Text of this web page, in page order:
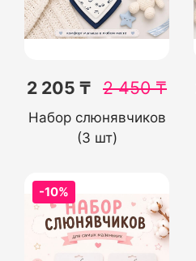
2 205 ₸ 2 450₸
Набор слюнявчиков
(3 шт)
-10%